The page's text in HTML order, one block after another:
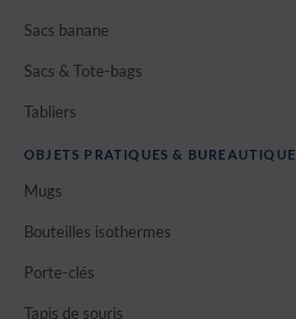
Sacs banane
Sacs & Tote-bags
Tabliers
OBJETS PRATIQUES & BUREAUTIQUE
Mugs
Bouteilles isothermes
Porte-clés
Tapis de souris